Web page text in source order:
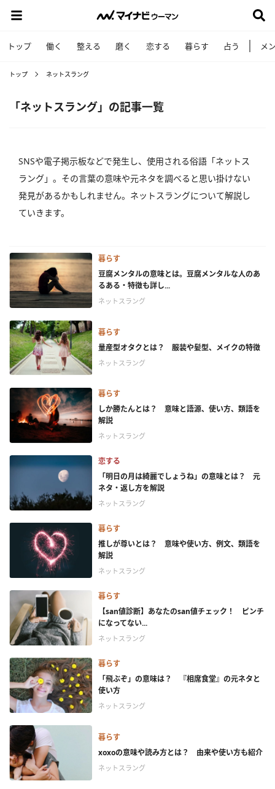
トップ 働く 整える 磨く 恋する 暮らす 占う メ
トップ ネットスラング
「ネットスラング」の記事一覧
SNSや電子掲示板などで発生し、使用される俗語「ネットス
ラング」。その言葉の意味や元ネタを調べると思い掛けない
発見があるかもしれません。ネットスラングについて解説し
ていきます。
暮らす
豆腐メンタルの意味とは。豆腐メンタルな人のあ
るある・特徴も詳し...
ネットスラング
暮らす
量産型オタクとは？ 服装や髪型、メイクの特徴
ネットスラング
暮らす
しか勝たんとは？ 意味と語源、使い方、類語を
解説
ネットスラング
恋する
「明日の月は綺麗でしょうね」の意味とは？ 元
ネタ・返し方を解説
ネットスラング
暮らす
推しが尊いとは？ 意味や使い方、例文、類語を
解説
ネットスラング
暮らす
【san値診断】あなたのsan値チェック！ ピンチ
になってない...
ネットスラング
暮らす
「飛ぶぞ」の意味は？ 『相席食堂』の元ネタと
使い方
ネットスラング
暮らす
xoxoの意味や読み方とは？ 由来や使い方も紹介
ネットスラング